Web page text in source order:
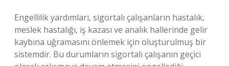
Engellilik yardımları, sigortalı çalışanların hastalık,
meslek hastalığı, iş kazası ve analık hallerinde gelir
kaybına uğramasını önlemek için oluşturulmuş bir
sistemdir. Bu durumların sigortalı çalışanın geçici